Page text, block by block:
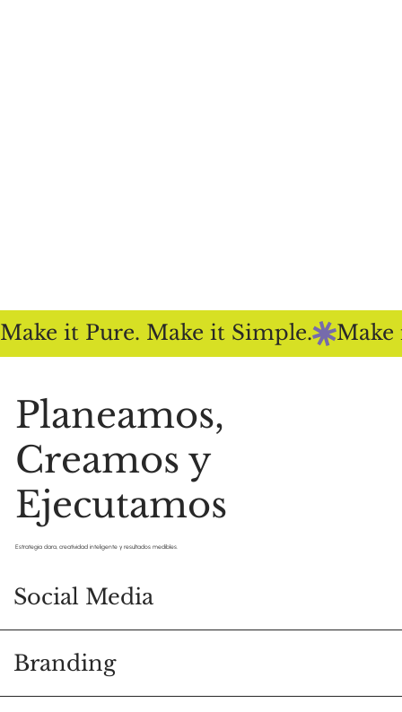
Make it Pure. Make it Simple.
Planeamos,
Creamos y
Ejecutamos
Estrategia clara, creatividad inteligente y resultados medibles.
Social Media
Branding